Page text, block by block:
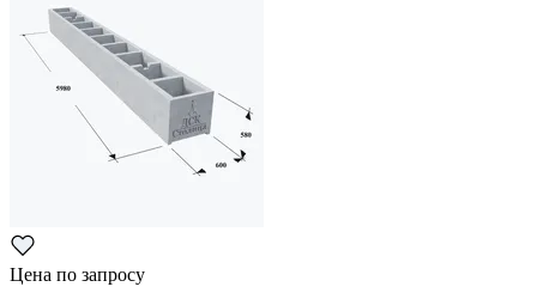
Цена по запросу